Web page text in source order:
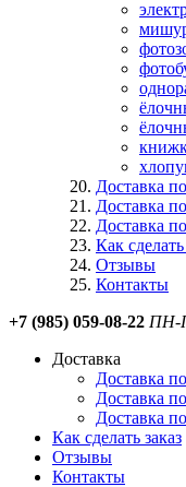
Доставка
Доставка
Доставка
Как сделать
Отзывы
Контакты
+7 (985) 059-08-22 ПН-
Доставка
Доставка
Доставка
Доставка
Как сделать заказ
Отзывы
Контакты